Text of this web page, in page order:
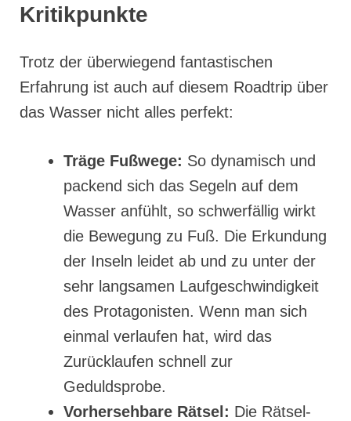
Kritikpunkte
Trotz der überwiegend fantastischen
Erfahrung ist auch auf diesem Roadtrip über
das Wasser nicht alles perfekt:
Träge Fußwege: So dynamisch und
packend sich das Segeln auf dem
Wasser anfühlt, so schwerfällig wirkt
die Bewegung zu Fuß. Die Erkundung
der Inseln leidet ab und zu unter der
sehr langsamen Laufgeschwindigkeit
des Protagonisten. Wenn man sich
einmal verlaufen hat, wird das
Zurücklaufen schnell zur
Geduldsprobe.
Vorhersehbare Rätsel: Die Rätsel-